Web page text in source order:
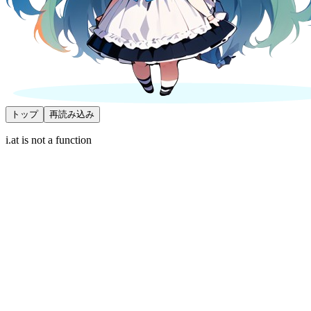
トップ 再読み込み
i.at is not a function